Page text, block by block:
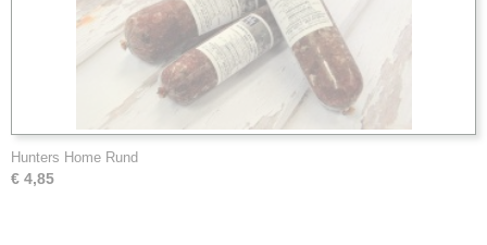
Hunters Home Rund
€ 4,85